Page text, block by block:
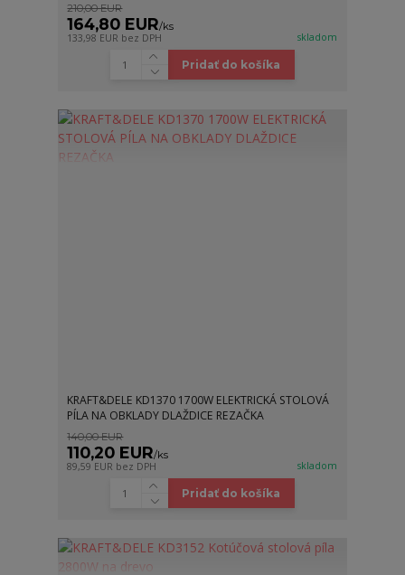
210,00 EUR
164,80 EUR/ks
133,98 EUR bez DPH skladom
Pridať do košíka
KRAFT&DELE KD1370 1700W ELEKTRICKÁ STOLOVÁ
PÍLA NA OBKLADY DLAŽDICE REZAČKA
140,00 EUR
110,20 EUR/ks
89,59 EUR bez DPH skladom
Pridať do košíka